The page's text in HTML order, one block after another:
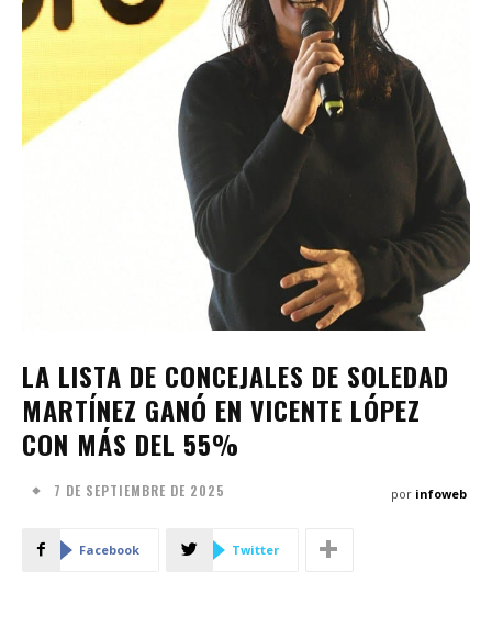
LA LISTA DE CONCEJALES DE SOLEDAD
MARTÍNEZ GANÓ EN VICENTE LÓPEZ
CON MÁS DEL 55%
7 DE SEPTIEMBRE DE 2025 por infoweb
Facebook Twitter